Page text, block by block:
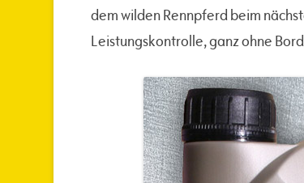
dem wilden Rennpferd beim
Leistungskontrolle, ganz ohne